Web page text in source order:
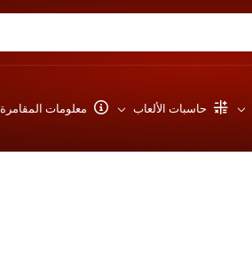
حاسبات الألعاب معلومات المقامرة